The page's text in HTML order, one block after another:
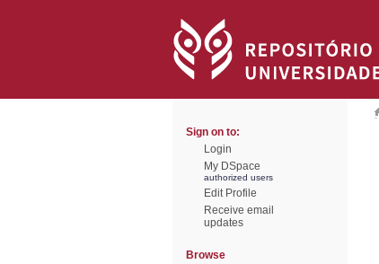
Sign on to:
Login
My DSpace
authorized users
Edit Profile
Receive email
updates
Browse